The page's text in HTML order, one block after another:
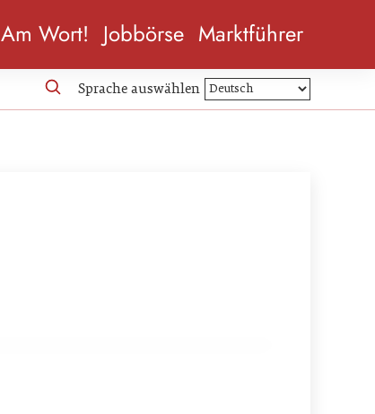
Am Wort! Jobbörse Marktführer
Sprache auswählen